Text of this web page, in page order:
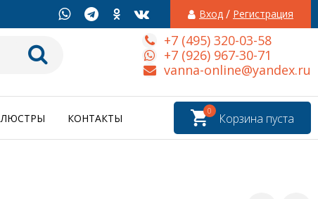
Вход / Регистрация
+7 (495) 320-03-58
+7 (926) 967-30-71
vanna-online@yandex.ru
Корзина пуста
0
ЛЮСТРЫ КОНТАКТЫ